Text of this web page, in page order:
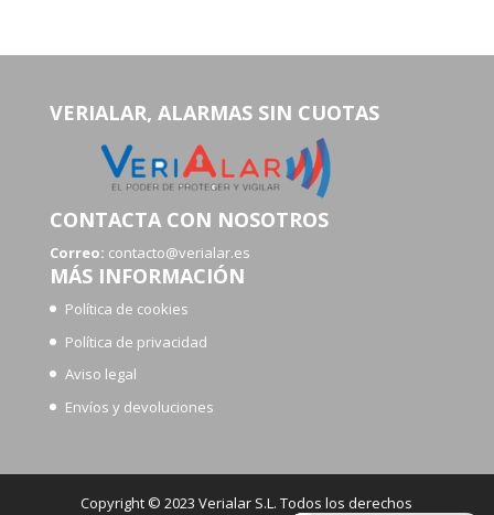
VERIALAR, ALARMAS SIN CUOTAS
CONTACTA CON NOSOTROS
Correo: contacto@verialar.es
MÁS INFORMACIÓN
Política de cookies
Política de privacidad
Aviso legal
Envíos y devoluciones
Copyright © 2023 Verialar S.L. Todos los derechos